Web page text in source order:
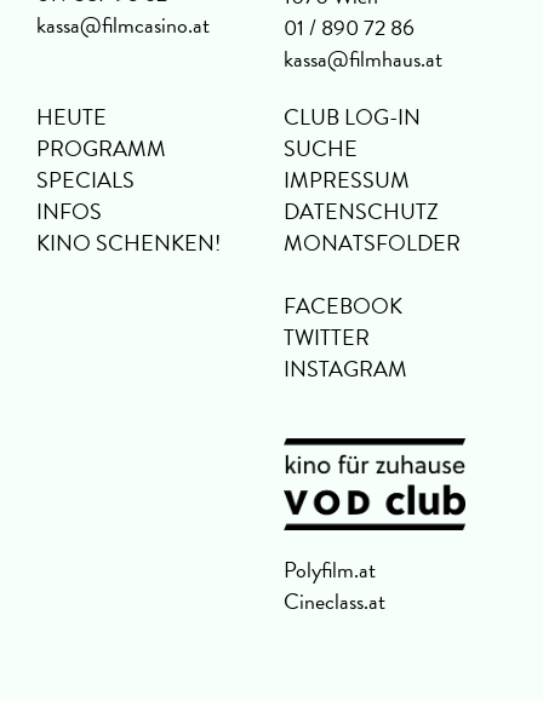
kassa@filmcasino.at
01 / 890 72 86
kassa@filmhaus.at
HEUTE
PROGRAMM
SPECIALS
INFOS
KINO SCHENKEN!
CLUB LOG-IN
SUCHE
IMPRESSUM
DATENSCHUTZ
MONATSFOLDER
FACEBOOK
TWITTER
INSTAGRAM
Polyfilm.at
Cineclass.at